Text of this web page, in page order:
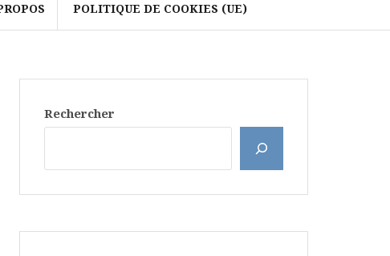
POLITIQUE DE COOKIES (UE)
Rechercher